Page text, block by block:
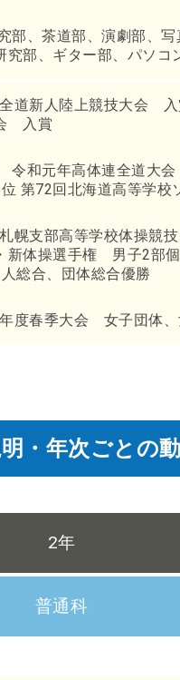
部、茶道部、演劇部、
究部、ギター部、パソコ
全道新人陸上競技大会
入賞
令和元年高体連全道
第72回北海道高等学
札幌支部高等学校体操
新体操選手権 男子2部
総合、団体総合優勝
年度春季大会 女子団体
・年次ごとの
2年
普通科